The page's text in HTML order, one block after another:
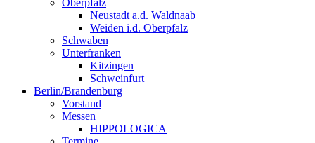
Oberpfalz
Neustadt a.d. Waldnaab
Weiden i.d. Oberpfalz
Schwaben
Unterfranken
Kitzingen
Schweinfurt
Berlin/Brandenburg
Vorstand
Messen
HIPPOLOGICA